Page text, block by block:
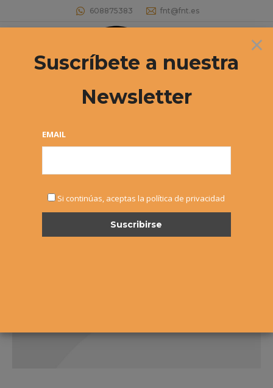
608875383 fnt@fnt.es
Buscar:
AYUDA A JUGADORES POR
×
Suscríbete a nuestra
Newsletter
EMAIL
Si continúas, aceptas la política de privacidad